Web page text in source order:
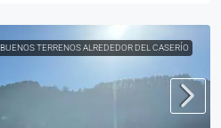
BUENOS TERRENOS ALREDEDOR DEL CASERÍO